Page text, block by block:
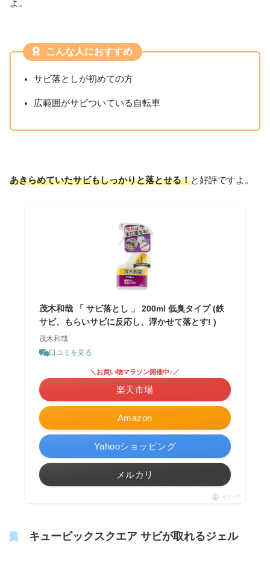
よ。
こんな人におすすめ
サビ落としが初めての方
広範囲がサビついている自転車
あきらめていたサビもしっかりと落とせる！と好評ですよ。
茂木和哉 「 サビ落とし 」 200ml 低臭タイプ (鉄
サビ、もらいサビに反応し、浮かせて落とす! )
茂木和哉
口コミを見る
Amazon
＼お買い物マラソン開催中♪／
楽天市場
Yahooショッピング
メルカリ
ポチップ
キュービックスクエア サビが取れるジェル